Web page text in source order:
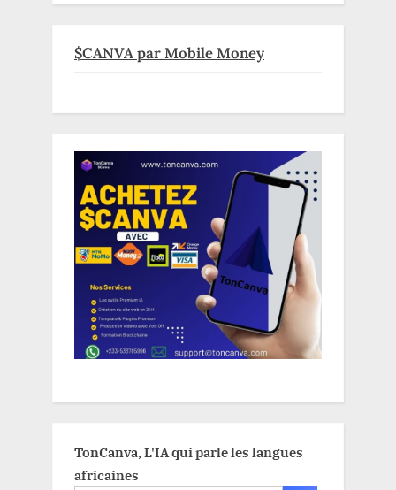
$CANVA par Mobile Money
TonCanva, L'IA qui parle les langues
africaines